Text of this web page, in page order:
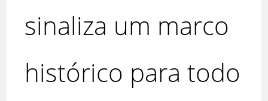
sinaliza um marco
histórico para todo